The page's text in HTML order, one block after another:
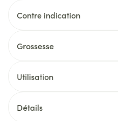
Contre indication
Grossesse
Utilisation
Détails